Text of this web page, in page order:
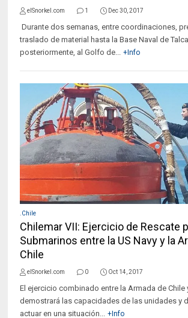
elSnorkel.com 1 Dec 30, 2017
Durante dos semanas, entre coordinaciones,
traslado de material hasta la Base Naval de
posteriormente, al Golfo de... +Info
.Chile
Chilemar VII: Ejercicio de Rescate
Submarinos entre la US Navy y la
Chile
elSnorkel.com 0 Oct 14, 2017
El ejercicio combinado entre la Armada de Chile
demostrará las capacidades de las unidades y
actuar en una situación... +Info